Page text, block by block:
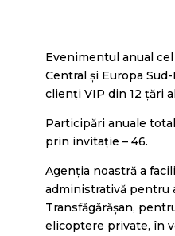
Evenimentul anual
Central și Europa
clienți VIP din 12 țări
Participări anuale
prin invitație – 46.
Agenția noastră a
administrativă pentru
Transfăgărășan,
elicoptere private, în